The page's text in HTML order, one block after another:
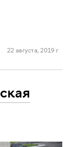
22 августа, 2019 г.